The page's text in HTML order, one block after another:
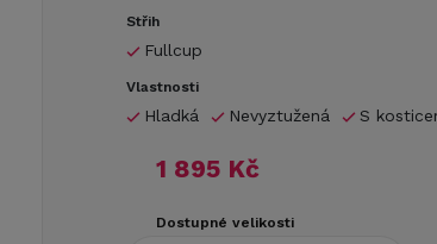
Střih
Fullcup
Vlastnosti
Hladká Nevyztužená S
1 895 Kč
Dostupné velikosti